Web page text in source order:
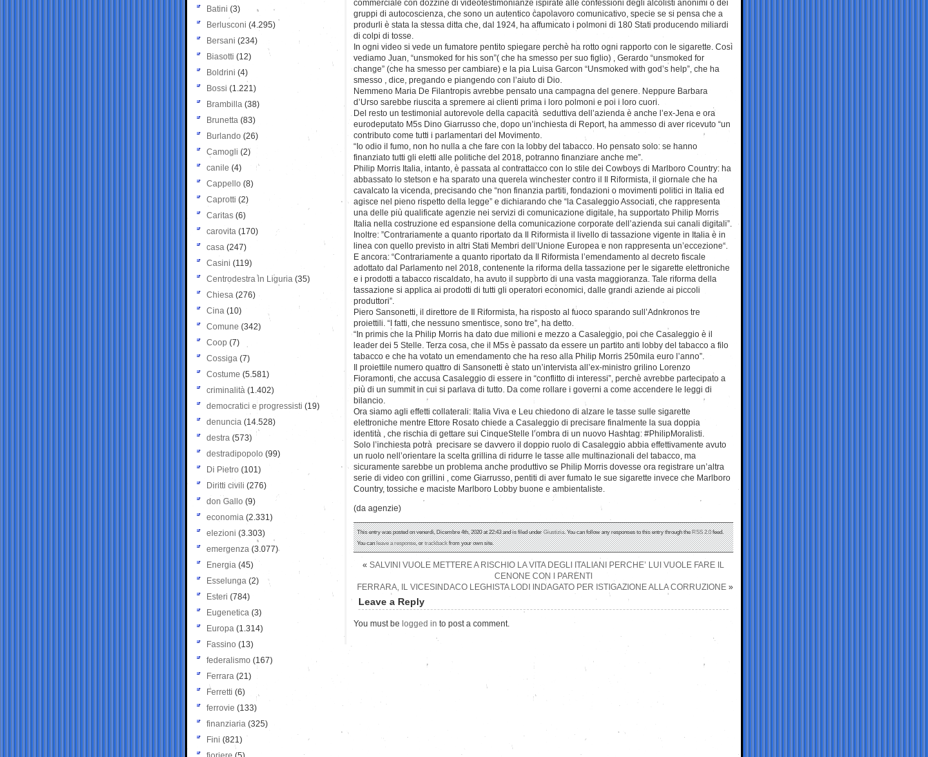
commerciale con dozzine di videotestimonianze ispirate alle confessioni degli alcolisti anonimi o dei
gruppi di autocoscienza, che sono un autentico capolavoro comunicativo, specie se si pensa che a
produrli è stata la stessa ditta che, dal 1924, ha affumicato i polmoni di 180 Stati producendo miliardi
di colpi di tosse.
In ogni video si vede un fumatore pentito spiegare perchè ha rotto ogni rapporto con le sigarette. Così
vediamo Juan, “unsmoked for his son”( che ha smesso per suo figlio) , Gerardo “unsmoked for
change” (che ha smesso per cambiare) e la pia Luisa Garcon “Unsmoked with god’s help”, che ha
smesso , dice, pregando e piangendo con l’aiuto di Dio.
Nemmeno Maria De Filantropis avrebbe pensato una campagna del genere. Neppure Barbara
d’Urso sarebbe riuscita a spremere ai clienti prima i loro polmoni e poi i loro cuori.
Del resto un testimonial autorevole della capacità seduttiva dell’azienda è anche l’ex-Jena e ora
eurodeputato M5s Dino Giarrusso che, dopo un’inchiesta di Report, ha ammesso di aver ricevuto “un
contributo come tutti i parlamentari del Movimento.
“Io odio il fumo, non ho nulla a che fare con la lobby del tabacco. Ho pensato solo: se hanno
finanziato tutti gli eletti alle politiche del 2018, potranno finanziare anche me”.
Philip Morris Italia, intanto, è passata al contrattacco con lo stile dei Cowboys di Marlboro Country: ha
abbassato lo stetson e ha sparato una querela winchester contro il Il Riformista, il giornale che ha
cavalcato la vicenda, precisando che “non finanzia partiti, fondazioni o movimenti politici in Italia ed
agisce nel pieno rispetto della legge” e dichiarando che “la Casaleggio Associati, che rappresenta
una delle più qualificate agenzie nei servizi di comunicazione digitale, ha supportato Philip Morris
Italia nella costruzione ed espansione della comunicazione corporate dell’azienda sui canali digitali”.
Inoltre: ”Contrariamente a quanto riportato da Il Riformista il livello di tassazione vigente in Italia è in
linea con quello previsto in altri Stati Membri dell’Unione Europea e non rappresenta un’eccezione“.
E ancora: “Contrariamente a quanto riportato da Il Riformista l’emendamento al decreto fiscale
adottato dal Parlamento nel 2018, contenente la riforma della tassazione per le sigarette elettroniche
e i prodotti a tabacco riscaldato, ha avuto il supporto di una vasta maggioranza. Tale riforma della
tassazione si applica ai prodotti di tutti gli operatori economici, dalle grandi aziende ai piccoli
produttori”.
Piero Sansonetti, il direttore de Il Riformista, ha risposto al fuoco sparando sull’Adnkronos tre
proiettili. “I fatti, che nessuno smentisce, sono tre”, ha detto.
“In primis che la Philip Morris ha dato due milioni e mezzo a Casaleggio, poi che Casaleggio è il
leader dei 5 Stelle. Terza cosa, che il M5s è passato da essere un partito anti lobby del tabacco a filo
tabacco e che ha votato un emendamento che ha reso alla Philip Morris 250mila euro l’anno”.
Il proiettile numero quattro di Sansonetti è stato un’intervista all’ex-ministro grilino Lorenzo
Fioramonti, che accusa Casaleggio di essere in “conflitto di interessi”, perchè avrebbe partecipato a
più di un summit in cui si parlava di tutto. Da come rollare i governi a come accendere le leggi di
bilancio.
Ora siamo agli effetti collaterali: Italia Viva e Leu chiedono di alzare le tasse sulle sigarette
elettroniche mentre Ettore Rosato chiede a Casaleggio di precisare finalmente la sua doppia
identità , che rischia di gettare sui CinqueStelle l’ombra di un nuovo Hashtag: #PhilipMoralisti.
Solo l’inchiesta potrà precisare se davvero il doppio ruolo di Casaleggio abbia effettivamente avuto
un ruolo nell’orientare la scelta grillina di ridurre le tasse alle multinazionali del tabacco, ma
sicuramente sarebbe un problema anche produttivo se Philip Morris dovesse ora registrare un’altra
serie di video con grillini , come Giarrusso, pentiti di aver fumato le sue sigarette invece che Marlboro
Country, tossiche e maciste Marlboro Lobby buone e ambientaliste.
(da agenzie)
This entry was posted on venerdì, Dicembre 4th, 2020 at 22:43 and is filed underGiustizia. You can follow any responses to this entry through theRSS 2.0feed.
You canleave a response, ortrackbackfrom your own site.
« SALVINI VUOLE METTERE A RISCHIO LA VITA DEGLI ITALIANI PERCHE’ LUI VUOLE FARE IL
CENONE CON I PARENTI
FERRARA, IL VICESINDACO LEGHISTA LODI INDAGATO PER ISTIGAZIONE ALLA CORRUZIONE »
Leave a Reply
You must be logged in to post a comment.
Batini (3)
Berlusconi (4.295)
Bersani (234)
Biasotti (12)
Boldrini (4)
Bossi (1.221)
Brambilla (38)
Brunetta (83)
Burlando (26)
Camogli (2)
canile (4)
Cappello (8)
Caprotti (2)
Caritas (6)
carovita (170)
casa (247)
Casini (119)
Centrodestra in Liguria (35)
Chiesa (276)
Cina (10)
Comune (342)
Coop (7)
Cossiga (7)
Costume (5.581)
criminalità (1.402)
democratici e progressisti (19)
denuncia (14.528)
destra (573)
destradipopolo (99)
Di Pietro (101)
Diritti civili (276)
don Gallo (9)
economia (2.331)
elezioni (3.303)
emergenza (3.077)
Energia (45)
Esselunga (2)
Esteri (784)
Eugenetica (3)
Europa (1.314)
Fassino (13)
federalismo (167)
Ferrara (21)
Ferretti (6)
ferrovie (133)
finanziaria (325)
Fini (821)